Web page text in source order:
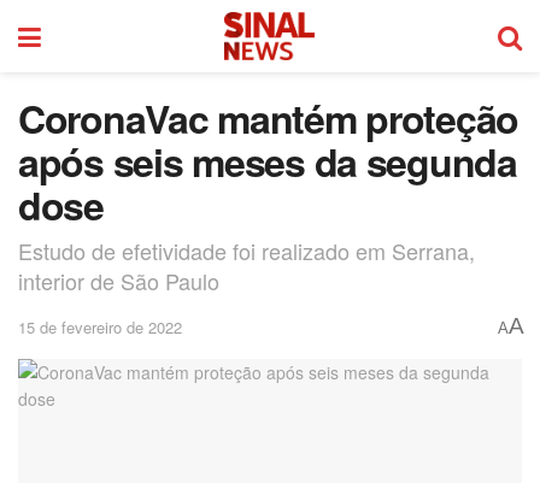
CoronaVac mantém proteção
após seis meses da segunda
dose
Estudo de efetividade foi realizado em Serrana,
interior de São Paulo
15 de fevereiro de 2022 AA